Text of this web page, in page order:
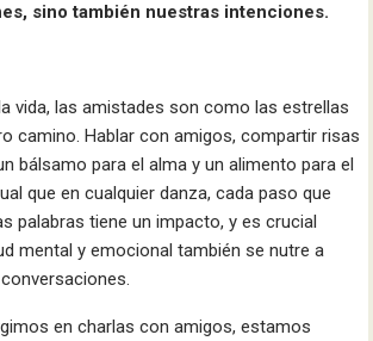
sino también nuestras intenciones.
vida, las amistades son como las estrellas
camino. Hablar con amigos, compartir risas
bálsamo para el alma y un alimento para el
que en cualquier danza, cada paso que
palabras tiene un impacto, y es crucial
mental y emocional también se nutre a
en charlas con amigos, estamos